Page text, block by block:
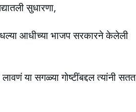
सुधारणा,
आधीच्या भाजप सरकारने केलेली
या सगळ्या गोष्टींबद्दल त्यांनी सतत